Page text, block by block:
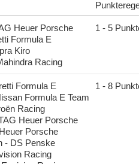
Heuer Porsche
Formula E
Kiro
Racing
1 - 5
Formula E
Formula E Team
Racing
Heuer Porsche
Porsche
- DS Penske
Racing
1 - 8